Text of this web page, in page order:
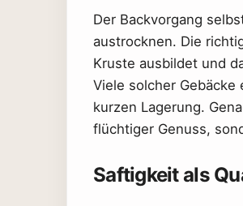
Der Backvorgang
austrocknen. Die
Kruste ausbildet und
Viele solcher
kurzen Lagerung.
flüchtiger Genuss,
Saftigkeit als